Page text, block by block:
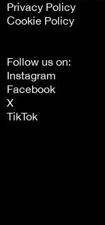
Privacy Policy
Cookie Policy
Follow us on:
Instagram
Facebook
X
TikTok